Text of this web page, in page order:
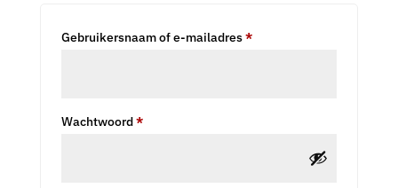
Gebruikersnaam of e-mailadres*Vereist
Wachtwoord*Vereist